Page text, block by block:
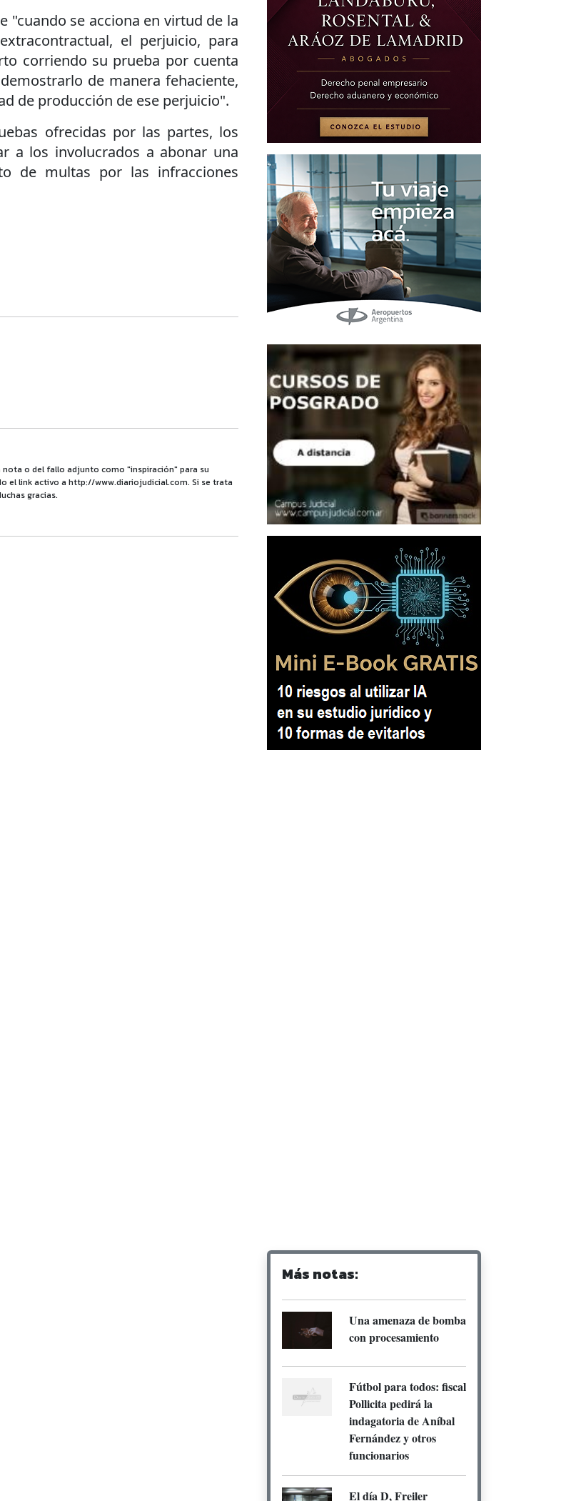
"cuando se acciona en virtud de la
el perjuicio, para
corriendo su prueba por cuenta
de manera fehaciente,
de producción de ese perjuicio".
ofrecidas por las partes, los
a los involucrados a abonar una
de multas por las infracciones
o del fallo adjunto como "inspiración" para su
el link activo a http://www.diariojudicial.com. Si se trata
gracias.
Más notas:
Una amenaza de bomba
con procesamiento
Fútbol para todos: fiscal
Pollicita pedirá la
indagatoria de Aníbal
Fernández y otros
funcionarios
El día D, Freiler